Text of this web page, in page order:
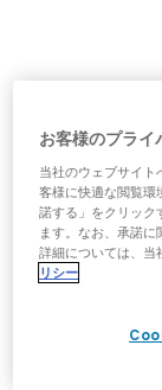
シームレス
SIP正規化
アナログお
サポート
ハイブリッ
IPV6およ
DoS攻撃
お客様のプラ
当社のウェブサイ
客様に快適な閲覧環
諾する」をクリック
ます。なお、承諾に
詳細については、当
リシー